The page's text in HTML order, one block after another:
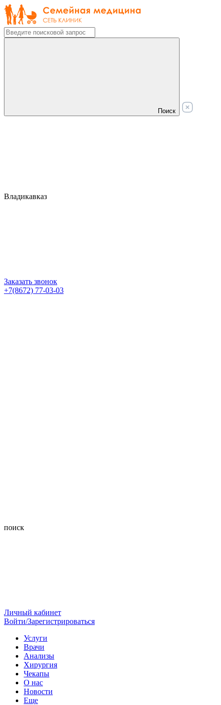
Поиск
Владикавказ
Заказать звонок
+7(8672) 77-03-03
поиск
Личный кабинет
Войти/Зарегистрироваться
Услуги
Врачи
Анализы
Хирургия
Чекапы
О нас
Новости
Еще